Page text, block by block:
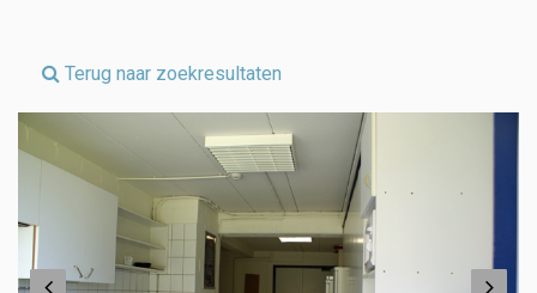
Terug naar zoekresultaten